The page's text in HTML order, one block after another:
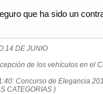
que ha sido un
14 DE JUNIO
de los vehículos en el
Concurso de Elegancia
CATEGORIAS )